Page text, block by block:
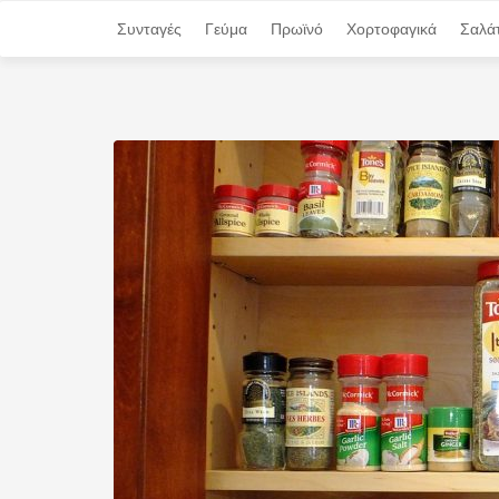
Συνταγές Γεύμα Πρωϊνό Χορτοφαγικά
Συνταγές Γεύμα Πρωϊνό Χορτοφαγικά